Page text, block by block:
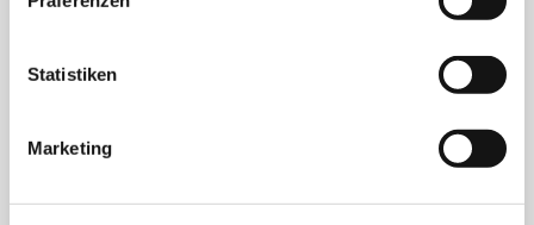
Statistiken
Marketing
VZV Impfstamm – Hinweise sprechen eher für
Schwere Hypoglykämie nach
Umstellung von Insulin icodec (Awiqli)